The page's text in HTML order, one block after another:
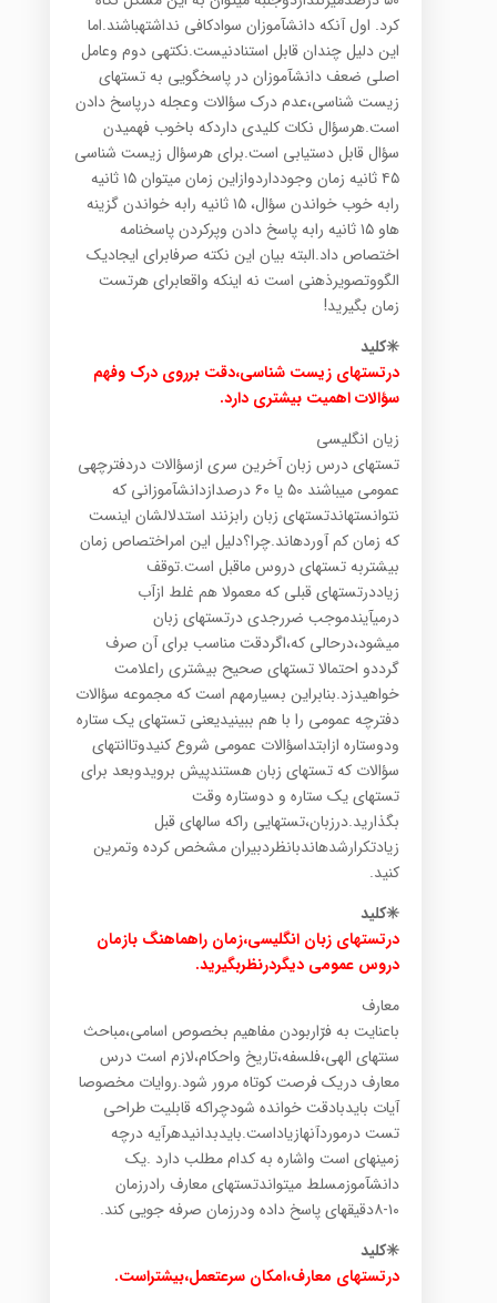
کرد. اول آنکه دانشآموزان سوادکافی نداشتهباشند.اما
این دلیل چندان قابل استنادنیست.نکتهی دوم وعامل
اصلی ضعف دانشآموزان در پاسخگویی به تستهای
زیست شناسی،عدم درک سؤالات وعجله درپاسخ دادن
است.هرسؤال نکات کلیدی داردکه باخوب فهمیدن
سؤال قابل دستیابی است.برای هرسؤال زیست شناسی
۴۵ ثانیه زمان وجودداردوازاین زمان میتوان ۱۵ ثانیه
رابه خوب خواندن سؤال، ۱۵ ثانیه رابه خواندن گزینه
هاو ۱۵ ثانیه رابه پاسخ دادن وپرکردن پاسخنامه
اختصاص داد.البته بیان این نکته صرفابرای ایجادیک
الگووتصویرذهنی است نه اینکه واقعابرای هرتست
زمان بگیرید!
✳️کلید
درتستهای زیست شناسی،دقت برروی درک وفهم
سؤالات اهمیت بیشتری دارد.
زیان انگلیسی
تستهای درس زبان آخرین سری ازسؤالات دردفترچهی
عمومی میباشند ۵۰ یا ۶۰ درصدازدانشآموزانی که
نتوانستهاندتستهای زبان رابزنند استدلالشان اینست
که زمان کم آوردهاند.چرا؟دلیل این امراختصاص زمان
بیشتربه تستهای دروس ماقبل است.توقف
زیاددرتستهای قبلی که معمولا هم غلط ازآب
درمیآیندموجب ضررجدی درتستهای زبان
میشود،درحالی که،اگردقت مناسب برای آن صرف
گرددو احتمالا تستهای صحیح بیشتری راعلامت
خواهیدزد.بنابراین بسیارمهم است که مجموعه سؤالات
دفترچه عمومی را با هم ببینیدیعنی تستهای یک ستاره
ودوستاره ازابتداسؤالات عمومی شروع کنیدوتاانتهای
سؤالات که تستهای زبان هستندپیش برویدوبعد برای
تستهای یک ستاره و دوستاره وقت
بگذارید.درزبان،تستهایی راکه سالهای قبل
زیادتکرارشدهاندبانظردبیران مشخص کرده وتمرین
کنید.
✳️کلید
درتستهای زبان انگلیسی،زمان راهماهنگ بازمان
دروس عمومی دیگردرنظربگیرید.
معارف
باعنایت به فرّاربودن مفاهیم بخصوص اسامی،مباحث
سنتهای الهی،فلسفه،تاریخ واحکام،لازم است درس
معارف دریک فرصت کوتاه مرور شود.روایات مخصوصا
آیات بایدبادقت خوانده شودچراکه قابلیت طراحی
تست درموردآنهازیاداست.بایدبدانیدهرآیه درچه
زمینهای است واشاره به کدام مطلب دارد .یک
دانشآموزمسلط میتواندتستهای معارف رادرزمان
۱۰-۸دقیقهای پاسخ داده ودرزمان صرفه جویی کند.
✳️کلید
درتستهای معارف،امکان سرعتعمل،بیشتراست.